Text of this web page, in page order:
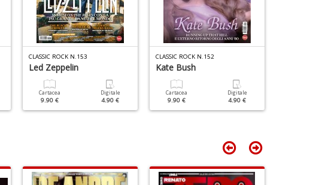
CLASSIC ROCK N.153
Led Zeppelin
Cartacea
9.90 €
Digitale
4.90 €
CLASSIC ROCK N.152
Kate Bush
Cartacea
9.90 €
Digitale
4.90 €